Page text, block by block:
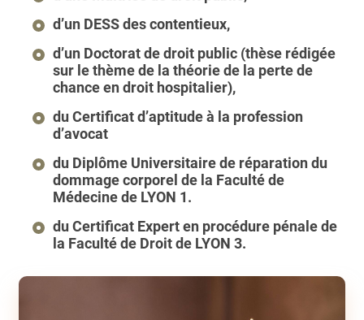
d’un DESS des contentieux,
d’un Doctorat de droit public (thèse rédigée
sur le thème de la théorie de la perte de
chance en droit hospitalier),
du Certificat d’aptitude à la profession
d’avocat
du Diplôme Universitaire de réparation du
dommage corporel de la Faculté de
Médecine de LYON 1.
du Certificat Expert en procédure pénale de
la Faculté de Droit de LYON 3.